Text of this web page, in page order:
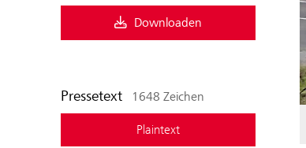
Downloaden
Pressetext 1648 Zeichen
Plaintext